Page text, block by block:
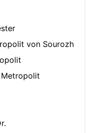
von Sourozh